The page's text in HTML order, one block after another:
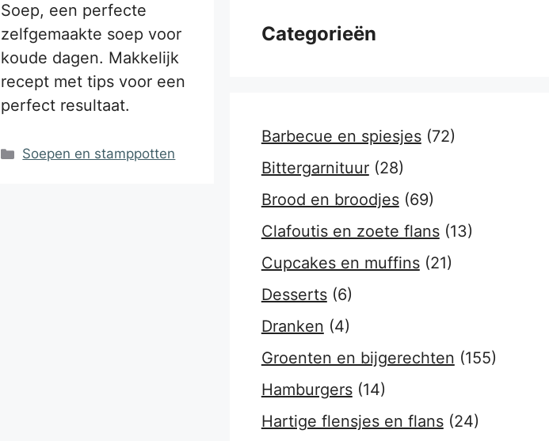
Soep, een perfecte
zelfgemaakte soep voor
koude dagen. Makkelijk
recept met tips voor een
perfect resultaat.
Categorieën
Soepen en stamppotten
Categorieën
Barbecue en spiesjes(72)
Bittergarnituur(28)
Brood en broodjes(69)
Clafoutis en zoete flans(13)
Cupcakes en muffins(21)
Desserts(6)
Dranken (4)
Groenten en bijgerechten (155)
Hamburgers(14)
Hartige flensjes en flans(24)